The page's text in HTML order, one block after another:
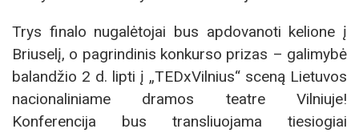
Trys finalo nugalėtojai bus apdovanoti kelione į
Briuselį, o pagrindinis konkurso prizas – galimybė
balandžio 2 d. lipti į „TEDxVilnius“ sceną Lietuvos
nacionaliniame dramos teatre Vilniuje!
Konferencija bus transliuojama tiesiogiai